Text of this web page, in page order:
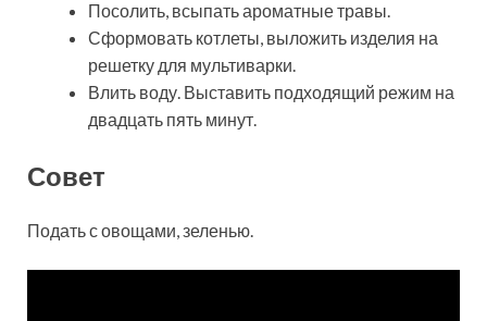
Посолить, всыпать ароматные травы.
Сформовать котлеты, выложить изделия на
решетку для мультиварки.
Влить воду. Выставить подходящий режим на
двадцать пять минут.
Совет
Подать с овощами, зеленью.